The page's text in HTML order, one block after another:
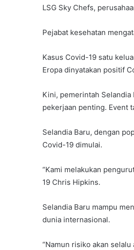
LSG Sky Chefs,
Pejabat kesehatan
Kasus Covid-19 satu
Eropa dinyatakan positif
Kini, pemerintah
pekerjaan penting. Event
Selandia Baru, dengan
Covid-19 dimulai.
“Kami melakukan
19 Chris Hipkins.
Selandia Baru mampu
dunia internasional.
“Namun risiko akan selalu